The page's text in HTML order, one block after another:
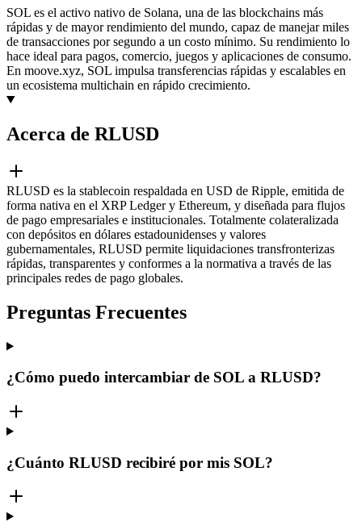
SOL es el activo nativo de Solana, una de las blockchains más
rápidas y de mayor rendimiento del mundo, capaz de manejar miles
de transacciones por segundo a un costo mínimo. Su rendimiento lo
hace ideal para pagos, comercio, juegos y aplicaciones de consumo.
En moove.xyz, SOL impulsa transferencias rápidas y escalables en
un ecosistema multichain en rápido crecimiento.
Acerca de RLUSD
RLUSD es la stablecoin respaldada en USD de Ripple, emitida de
forma nativa en el XRP Ledger y Ethereum, y diseñada para flujos
de pago empresariales e institucionales. Totalmente colateralizada
con depósitos en dólares estadounidenses y valores
gubernamentales, RLUSD permite liquidaciones transfronterizas
rápidas, transparentes y conformes a la normativa a través de las
principales redes de pago globales.
Preguntas Frecuentes
¿Cómo puedo intercambiar de SOL a RLUSD?
¿Cuánto RLUSD recibiré por mis SOL?